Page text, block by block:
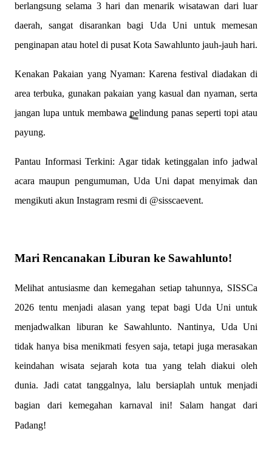
berlangsung selama 3 hari dan menarik wisatawan dari luar
daerah, sangat disarankan bagi Uda Uni untuk memesan
penginapan atau hotel di pusat Kota Sawahlunto jauh-jauh hari.
Kenakan Pakaian yang Nyaman: Karena festival diadakan di
area terbuka, gunakan pakaian yang kasual dan nyaman, serta
jangan lupa untuk membawa pelindung panas seperti topi atau
payung.
Pantau Informasi Terkini: Agar tidak ketinggalan info jadwal
acara maupun pengumuman, Uda Uni dapat menyimak dan
mengikuti akun Instagram resmi di @sisscaevent.
Mari Rencanakan Liburan ke Sawahlunto!
Melihat antusiasme dan kemegahan setiap tahunnya, SISSCa
2026 tentu menjadi alasan yang tepat bagi Uda Uni untuk
menjadwalkan liburan ke Sawahlunto. Nantinya, Uda Uni
tidak hanya bisa menikmati fesyen saja, tetapi juga merasakan
keindahan wisata sejarah kota tua yang telah diakui oleh
dunia. Jadi catat tanggalnya, lalu bersiaplah untuk menjadi
bagian dari kemegahan karnaval ini! Salam hangat dari
Padang!